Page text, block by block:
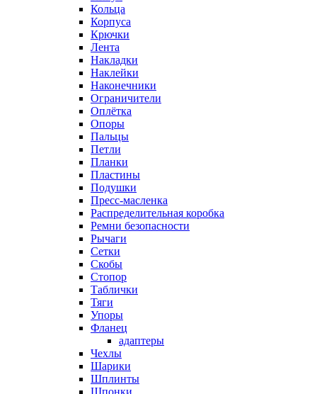
Кольца
Корпуса
Крючки
Лента
Накладки
Наклейки
Наконечники
Ограничители
Оплётка
Опоры
Пальцы
Петли
Планки
Пластины
Подушки
Пресс-масленка
Распределительная коробка
Ремни безопасности
Рычаги
Сетки
Скобы
Стопор
Таблички
Тяги
Упоры
Фланец
адаптеры
Чехлы
Шарики
Шплинты
Шпонки